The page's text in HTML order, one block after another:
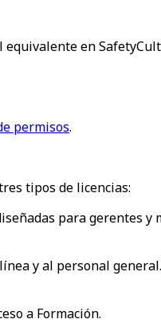
en
permisos.
tipos de licencias:
para gerentes y
y al personal
a Formación.